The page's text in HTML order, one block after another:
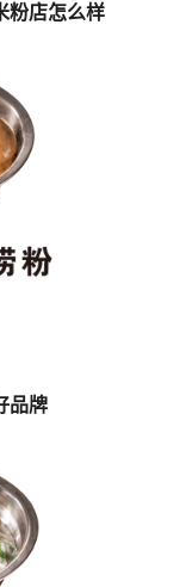
粉店怎么样
品牌